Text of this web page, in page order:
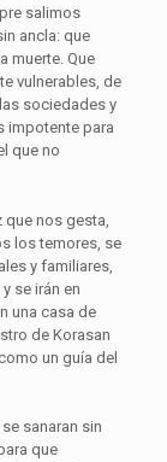
salimos
ancla: que
muerte. Que
vulnerables, de
sociedades y
impotente para
que no
nos gesta,
los temores, se
y familiares,
se irán en
una casa de
de Korasan
un guía del
sanaran sin
que